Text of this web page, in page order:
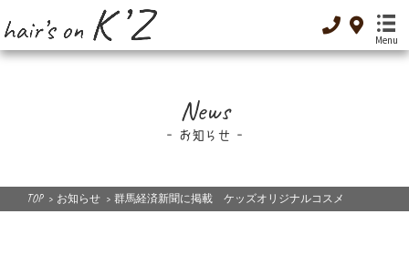
Menu
-トップ-
Menu
Special Menu
News
お知らせ
TOP > お知らせ > 群馬経済新聞に掲載 ケッズオリジナルコスメ